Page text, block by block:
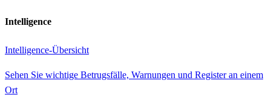
Intelligence
Intelligence-Übersicht
Sehen Sie wichtige Betrugsfälle, Warnungen und Register an einem
Ort